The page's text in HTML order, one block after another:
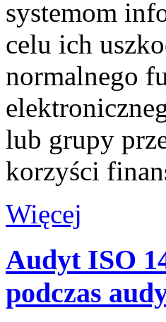
systemom
celu ich
normalnego
lub grupy
korzyści
Więcej
Audyt ISO
podczas